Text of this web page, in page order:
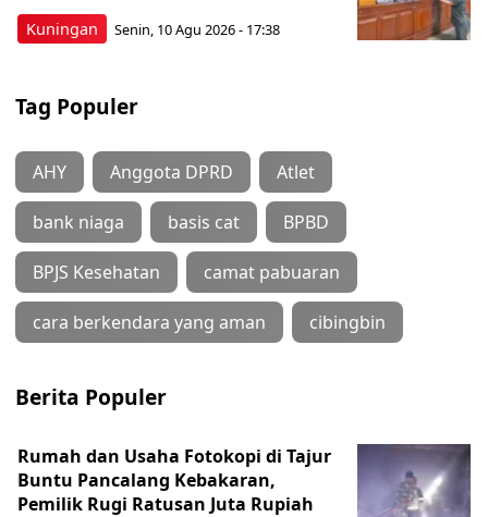
Kuningan Senin, 10 Agu 2026 - 17:38
Tag Populer
AHY Anggota DPRD Atlet
bank niaga basis cat BPBD
BPJS Kesehatan camat pabuaran
cara berkendara yang aman cibingbin
Berita Populer
Rumah dan Usaha Fotokopi di Tajur
Buntu Pancalang Kebakaran,
Pemilik Rugi Ratusan Juta Rupiah